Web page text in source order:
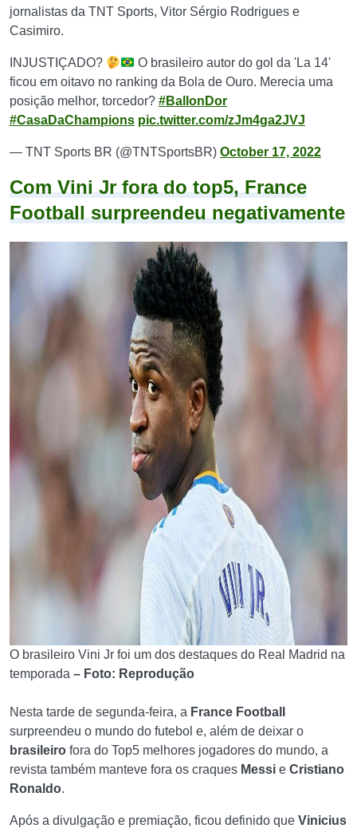
jornalistas da TNT Sports, Vitor Sérgio Rodrigues e
Casimiro.
INJUSTIÇADO?
O brasileiro autor do gol da 'La 14'
ficou em oitavo no ranking da Bola de Ouro. Merecia uma
posição melhor, torcedor? #BallonDor
#CasaDaChampions pic.twitter.com/zJm4ga2JVJ
— TNT Sports BR (@TNTSportsBR) October 17, 2022
Com Vini Jr fora do top5, France
Football surpreendeu negativamente
O brasileiro Vini Jr foi um dos destaques do Real Madrid na
temporada – Foto: Reprodução
Nesta tarde de segunda-feira, a France Football
surpreendeu o mundo do futebol e, além de deixar o
brasileiro fora do Top5 melhores jogadores do mundo, a
revista também manteve fora os craques Messi e Cristiano
Ronaldo.
Após a divulgação e premiação, ficou definido que Vinicius